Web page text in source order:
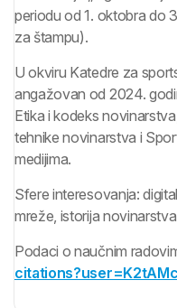
periodu od 1. oktobra do
za štampu).
U okviru Katedre za
angažovan od 2024.
Etika i kodeks
tehnike novinarstva i
medijima.
Sfere interesovanja:
mreže, istorija
Podaci o naučnim